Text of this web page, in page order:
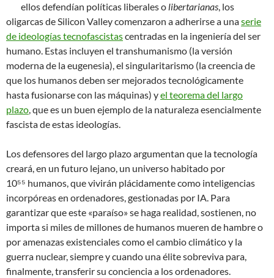
ellos defendían políticas liberales o libertarianas, los
oligarcas de Silicon Valley comenzaron a adherirse a unaserie
de ideologías tecnofascistascentradas en la ingeniería del ser
humano. Estas incluyen el transhumanismo (la versión
moderna de la eugenesia), el singularitarismo (la creencia de
que los humanos deben ser mejorados tecnológicamente
hasta fusionarse con las máquinas) yel teorema del largo
plazo, que es un buen ejemplo de la naturaleza esencialmente
fascista de estas ideologías.
Los defensores del largo plazo argumentan que la tecnología
creará, en un futuro lejano, un universo habitado por
10⁵⁵ humanos, que vivirán plácidamente como inteligencias
incorpóreas en ordenadores, gestionadas por IA. Para
garantizar que este «paraíso» se haga realidad, sostienen, no
importa si miles de millones de humanos mueren de hambre o
por amenazas existenciales como el cambio climático y la
guerra nuclear, siempre y cuando una élite sobreviva para,
finalmente, transferir su conciencia a los ordenadores.